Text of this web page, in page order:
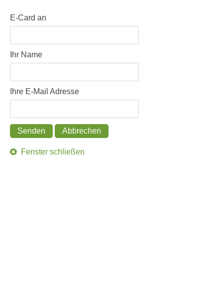
E-Card an
Ihr Name
Ihre E-Mail Adresse
Senden Abbrechen
Fenster schließen